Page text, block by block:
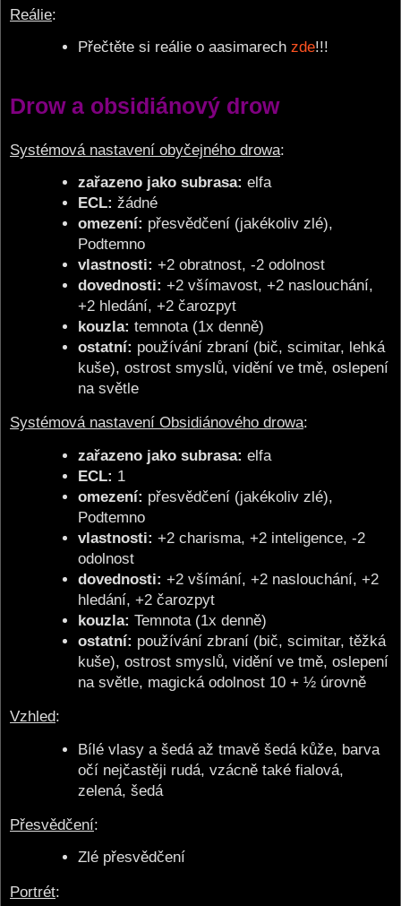
Reálie:
Přečtěte si reálie o aasimarechzde!!!
Drow a obsidiánový drow
Systémová nastavení obyčejného drowa:
zařazeno jako subrasa: elfa
ECL: žádné
omezení: přesvědčení (jakékoliv zlé),
Podtemno
vlastnosti: +2 obratnost, -2 odolnost
dovednosti: +2 všímavost, +2 naslouchání,
+2 hledání, +2 čarozpyt
kouzla: temnota (1x denně)
ostatní: používání zbraní (bič, scimitar, lehká
kuše), ostrost smyslů, vidění ve tmě, oslepení
na světle
Systémová nastavení Obsidiánového drowa:
zařazeno jako subrasa: elfa
ECL: 1
omezení: přesvědčení (jakékoliv zlé),
Podtemno
vlastnosti: +2 charisma, +2 inteligence, -2
odolnost
dovednosti: +2 všímání, +2 naslouchání, +2
hledání, +2 čarozpyt
kouzla: Temnota (1x denně)
ostatní: používání zbraní (bič, scimitar, těžká
kuše), ostrost smyslů, vidění ve tmě, oslepení
na světle, magická odolnost 10 + ½ úrovně
Vzhled:
Bílé vlasy a šedá až tmavě šedá kůže, barva
očí nejčastěji rudá, vzácně také fialová,
zelená, šedá
Přesvědčení:
Zlé přesvědčení
Portrét: